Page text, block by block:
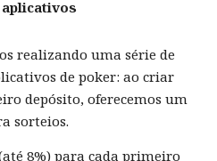
realizando uma série de
de poker: ao criar
depósito, oferecemos um
sorteios.
8%) para cada primeiro